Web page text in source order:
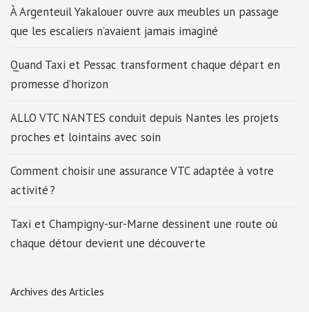
À Argenteuil Yakalouer ouvre aux meubles un passage
que les escaliers n’avaient jamais imaginé
Quand Taxi et Pessac transforment chaque départ en
promesse d’horizon
ALLO VTC NANTES conduit depuis Nantes les projets
proches et lointains avec soin
Comment choisir une assurance VTC adaptée à votre
activité ?
Taxi et Champigny-sur-Marne dessinent une route où
chaque détour devient une découverte
Archives des Articles